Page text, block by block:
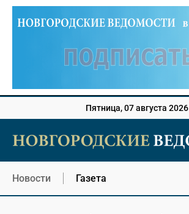
Пятница, 07 августа 2026
Новости Газета